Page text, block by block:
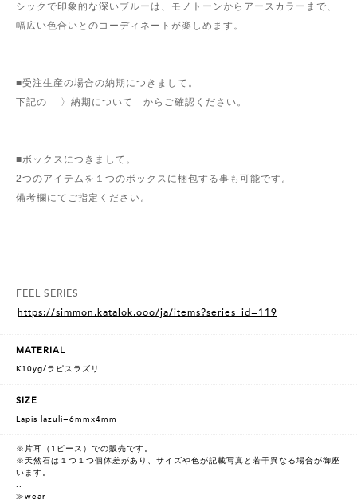
シックで印象的な深いブルーは、モノトーンからアースカラーまで、
幅広い色合いとのコーディネートが楽しめます。
■受注生産の場合の納期につきまして。
下記の 〉納期について からご確認ください。
■ボックスにつきまして。
2つのアイテムを１つのボックスに梱包する事も可能です。
備考欄にてご指定ください。
FEEL SERIES
https://simmon.katalok.ooo/ja/items?series_id=119
MATERIAL
K10yg/ラピスラズリ
SIZE
Lapis lazuli=6mmx4mm
※片耳（1ピース）での販売です。
※天然石は１つ１つ個体差があり、サイズや色が記載写真と若干異なる場合が御座
います。
..
≫wear